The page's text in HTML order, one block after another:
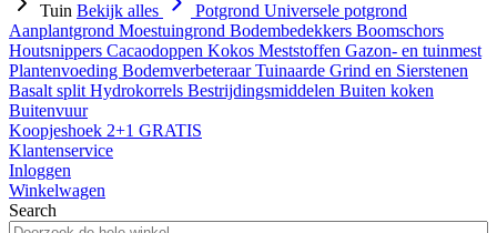
Tuin Bekijk alles Potgrond Universele potgrond
Aanplantgrond Moestuingrond Bodembedekkers Boomschors
Houtsnippers Cacaodoppen Kokos Meststoffen Gazon- en tuinmest
Plantenvoeding BodemverbeteraarTuinaarde Grind en Sierstenen
Basalt split Hydrokorrels Bestrijdingsmiddelen Buiten koken
Buitenvuur
Koopjeshoek 2+1 GRATIS
Klantenservice
Inloggen
Winkelwagen
Search